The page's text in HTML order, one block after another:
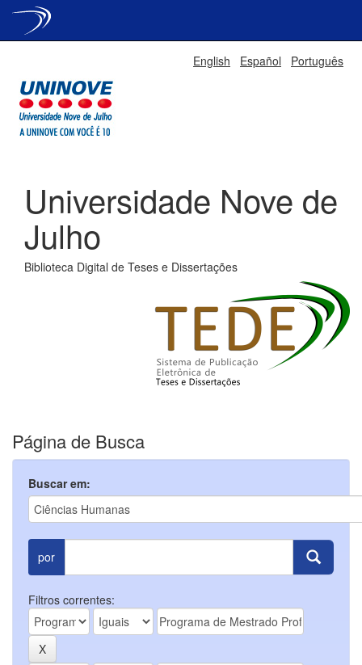
English Español Português
Universidade Nove de
Julho
Biblioteca Digital de Teses e Dissertações
Página de Busca
Buscar em:
por
Filtros correntes: